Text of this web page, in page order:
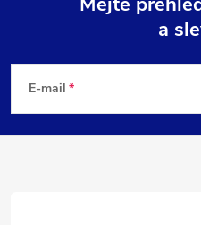
p
a
E-mail